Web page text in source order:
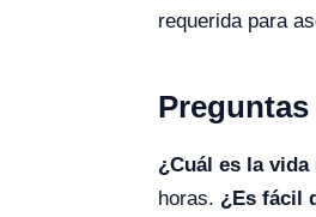
requerida para
¿Cuál es la
horas. ¿Es fácil